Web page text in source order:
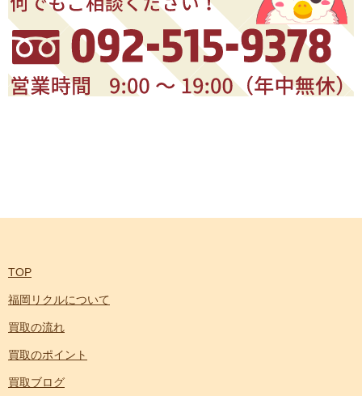
TOP
福岡リクルについて
買取の流れ
買取のポイント
買取ブログ